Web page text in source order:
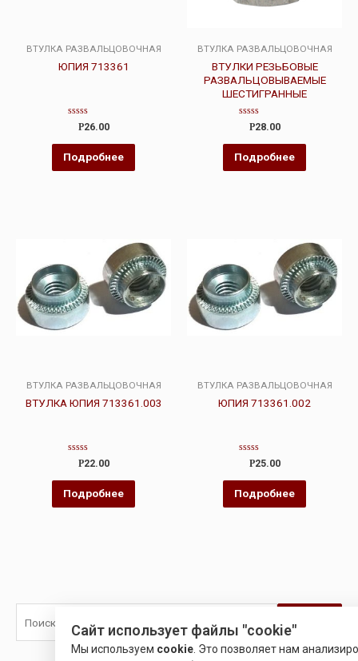
ВТУЛКА РАЗВАЛЬЦОВОЧНАЯ
ЮПИЯ 713361
Оценка
из
5
Р26.00
Подробнее
ВТУЛКА РАЗВАЛЬЦОВОЧНАЯ
ВТУЛКИ РЕЗЬБОВЫЕ
РАЗВАЛЬЦОВЫВАЕМЫЕ
ШЕСТИГРАННЫЕ
Оценка
из
5
Р28.00
Подробнее
ВТУЛКА РАЗВАЛЬЦОВОЧНАЯ
ВТУЛКА ЮПИЯ 713361.003
Оценка
из
5
Р22.00
Подробнее
ВТУЛКА РАЗВАЛЬЦОВОЧНАЯ
ЮПИЯ 713361.002
Оценка
из
5
Р25.00
Подробнее
Поиск
Сайт использует файлы "cookie"
Мы используем cookie . Это позволяет нам